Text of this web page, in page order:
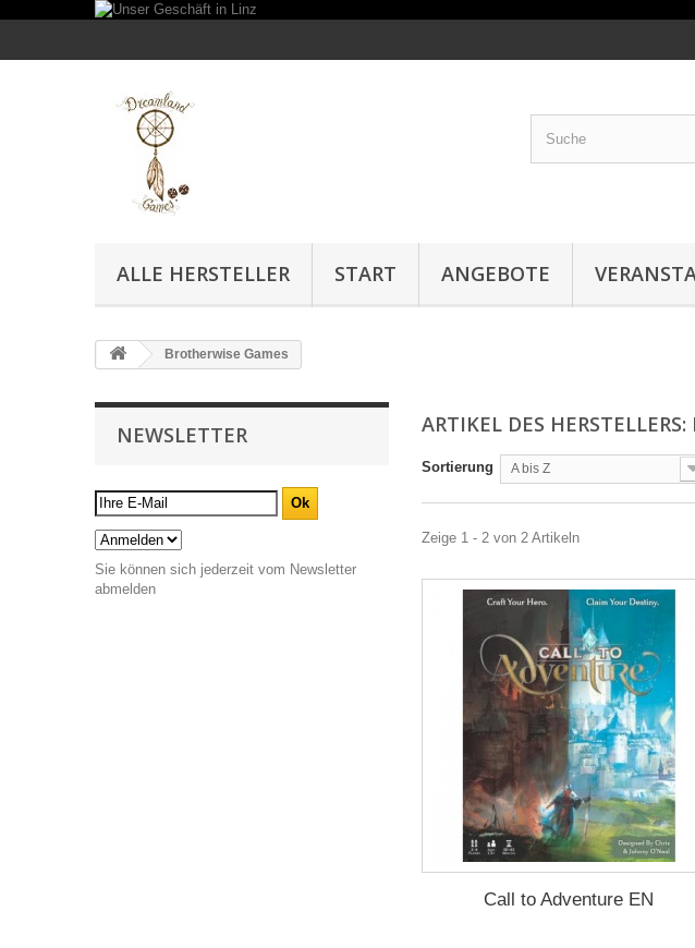
ALLE HERSTELLER START ANGEBOTE
Brotherwise Games
NEWSLETTER
Sie können sich jederzeit vom Newsletter
abmelden
ARTIKEL DES
Sortierung A bis Z
Zeige 1 - 2 von 2 Artikeln
Call to Adventure EN